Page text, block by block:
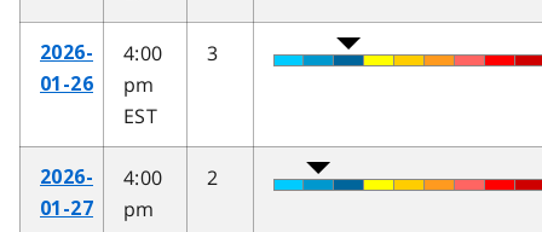
2026-
01-26
4:00
pm
EST
3
2026-
01-27
4:00
pm
2